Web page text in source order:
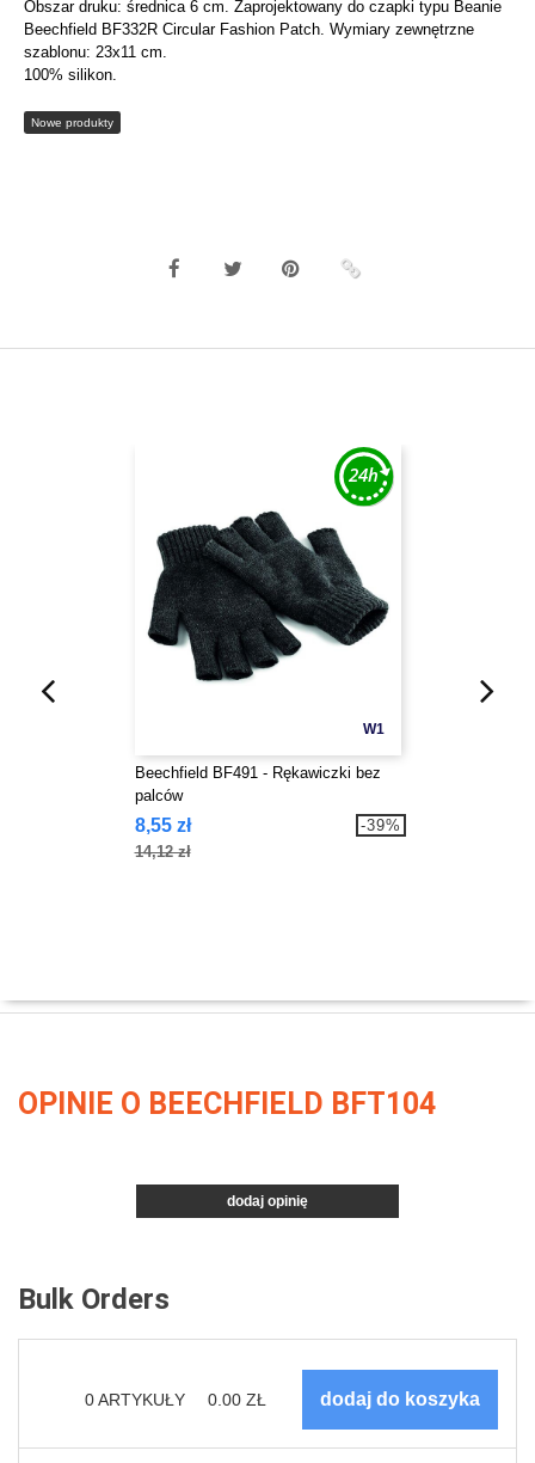
Obszar druku: średnica 6 cm. Zaprojektowany do czapki typu Beanie
Beechfield BF332R Circular Fashion Patch. Wymiary zewnętrzne
szablonu: 23x11 cm.
100% silikon.
Nowe produkty
W1
Beechfield BF491 - Rękawiczki bez
palców
8,55 zł
14,12 zł
-39%
OPINIE O BEECHFIELD BFT104
dodaj opinię
Bulk Orders
0ARTYKUŁY 0.00 ZŁ